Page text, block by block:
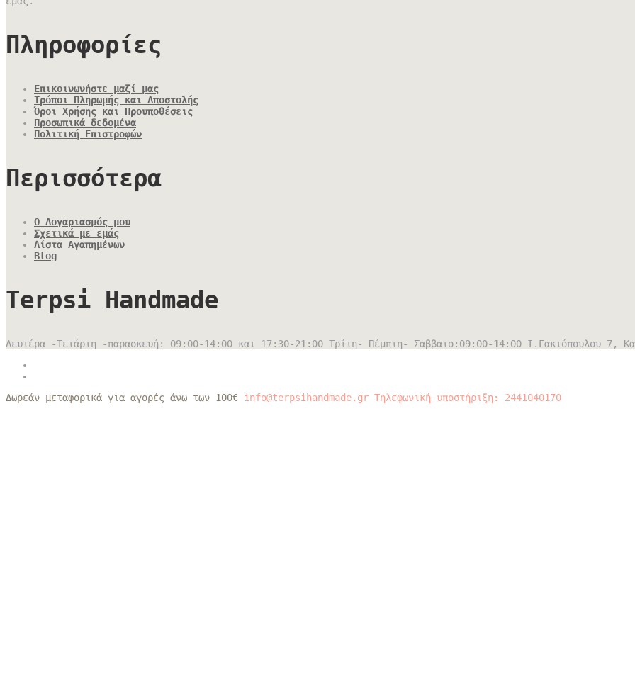
Πληροφορίες
Επικοινωνήστε μαζί μας
Τρόποι Πληρωμής και Αποστολής
Όροι Χρήσης και Προυποθέσεις
Προσωπικά δεδομένα
Πολιτική Επιστροφών
Περισσότερα
Ο Λογαριασμός μου
Σχετικά με εμάς
Λίστα Αγαπημένων
Blog
Terpsi Handmade
Δευτέρα -Τετάρτη -παρασκευή: 09:00-14:00 και 17:30-21:00 Τρίτη- Πέμπτη- Σαββατο:09:00-14:00 Ι.Γακιόπουλου 7,
Δωρεάν μεταφορικά για αγορές άνω των 100€ info@terpsihandmade.gr Τηλεφωνική υποστήριξη: 2441040170